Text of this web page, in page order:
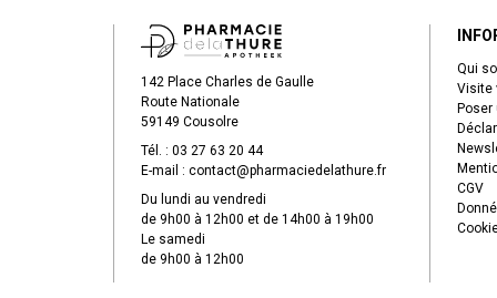
142 Place Charles de Gaulle
Route Nationale
59149 Cousolre
Tél. : 03 27 63 20 44
E-mail : contact@pharmaciedelathure.fr
Du lundi au vendredi
de 9h00 à 12h00 et de 14h00 à 19h00
Le samedi
de 9h00 à 12h00
Qui
Visite
CGV